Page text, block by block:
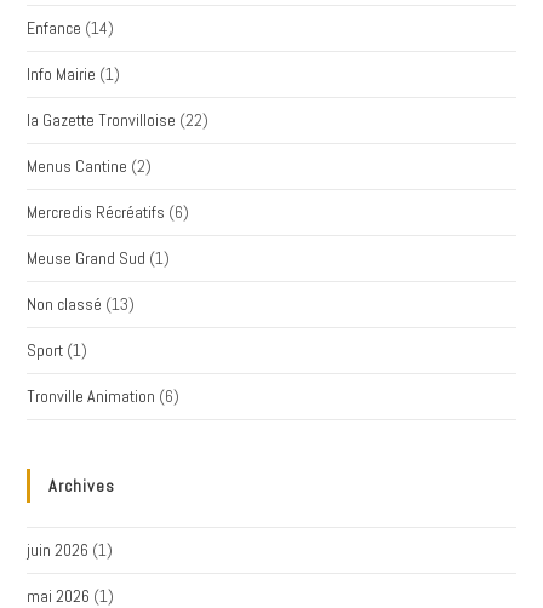
Enfance (14)
Info Mairie (1)
la Gazette Tronvilloise (22)
Menus Cantine (2)
Mercredis Récréatifs (6)
Meuse Grand Sud (1)
Non classé (13)
Sport (1)
Tronville Animation (6)
Archives
juin 2026 (1)
mai 2026 (1)